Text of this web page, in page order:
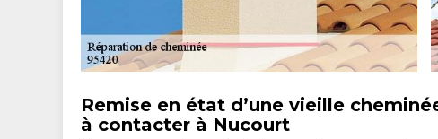
Remise en état d’une vieille
à contacter à Nucourt